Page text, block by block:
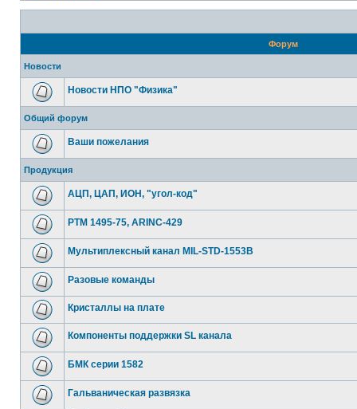
Форум
Новости
Новости НПО "Физика"
Общий форум
Ваши пожелания
Продукция
АЦП, ЦАП, ИОН, "угол-код"
РТМ 1495-75, ARINC-429
Мультиплексный канал MIL-STD-1553B
Разовые команды
Кристаллы на плате
Компоненты поддержки SL канала
БМК серии 1582
Гальваническая развязка